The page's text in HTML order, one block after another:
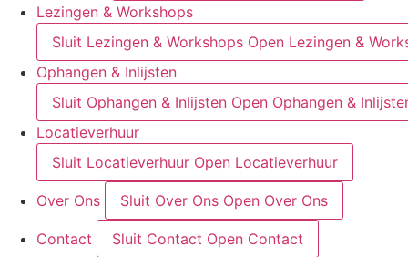
Lezingen & Workshops
Sluit Lezingen & Workshops Open Lezingen &
Ophangen & Inlijsten
Sluit Ophangen & Inlijsten Open Ophangen &
Locatieverhuur
Sluit Locatieverhuur Open Locatieverhuur
Over Ons Sluit Over Ons Open Over Ons
Contact Sluit Contact Open Contact